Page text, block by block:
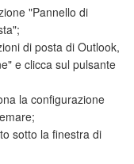
"Pannello di
di posta di Outlook,
e clicca sul pulsante
la configurazione
sotto la finestra di